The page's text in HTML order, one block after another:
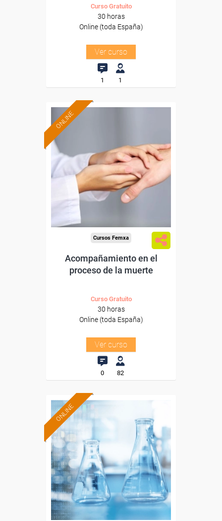
Curso Gratuito
30 horas
Online (toda España)
Ver curso
1 1
ONLINE
subvencionada.
Para desempleados,
trabajadores y autónomos.
Sector
-Otros Servicios.
Cursos Femxa
Acompañamiento en el
proceso de la muerte
Curso Gratuito
30 horas
Online (toda España)
Ver curso
0 82
ONLINE
Formación 100%
subvencionada.
Para desempleados,
trabajadores y autónomos.
Sector
-Industria Química.